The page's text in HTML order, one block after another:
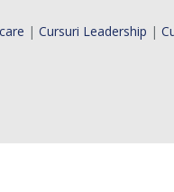
| Cursuri Leadership |